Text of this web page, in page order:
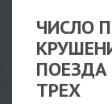
ЧИСЛО
ТРЕХ